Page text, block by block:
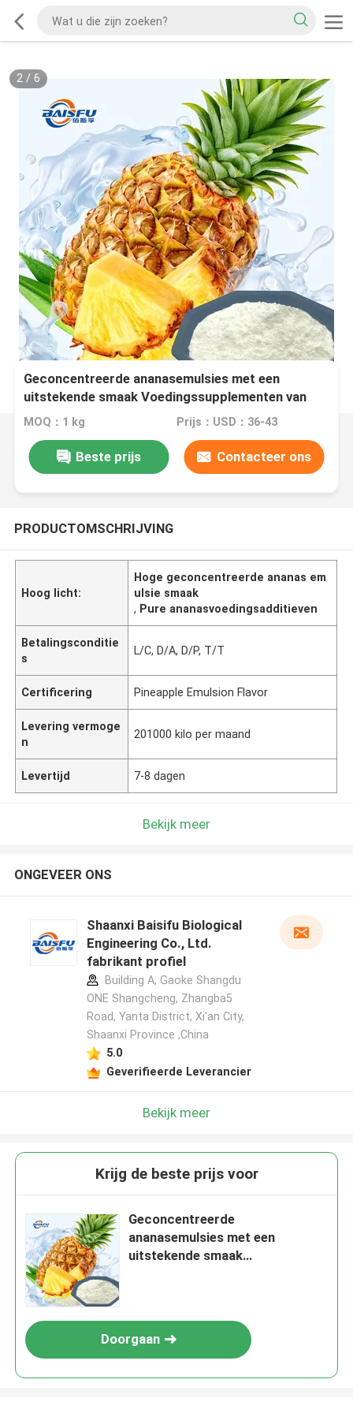
2/ 6
Geconcentreerde ananasemulsies met een
uitstekende smaak Voedingssupplementen van
uitstekende kwaliteit
MOQ：1 kg Prijs：USD：36-43
Beste prijs Contacteer ons
PRODUCTOMSCHRIJVING
Hoog licht:
Hoge geconcentreerde ananas em
ulsie smaak
, Pure ananasvoedingsadditieven
Betalingsconditie
s
L/C, D/A, D/P, T/T
Certificering Pineapple Emulsion Flavor
Levering vermoge
n
201000 kilo per maand
Levertijd 7-8 dagen
Bekijk meer
ONGEVEER ONS
Shaanxi Baisifu Biological
Engineering Co., Ltd.
fabrikant profiel
Building A, Gaoke Shangdu
ONE Shangcheng, Zhangba5
Road, Yanta District, Xi'an City,
Shaanxi Province ,China
5.0
Geverifieerde Leverancier
Bekijk meer
Krijg de beste prijs voor
Geconcentreerde
ananasemulsies met een
uitstekende smaak
Doorgaan